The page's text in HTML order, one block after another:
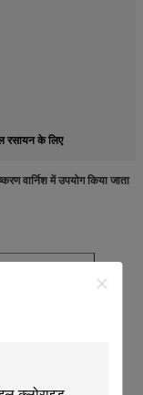
रसायन के लिए
वार्निश में उपयोग किया जाता